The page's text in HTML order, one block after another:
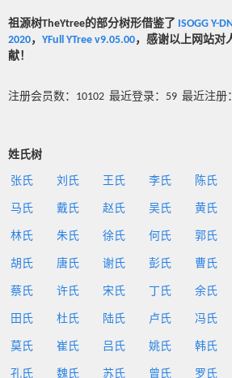
祖源树TheYtree的部分树形借鉴了 ISOGG Y-
2020， YFull YTree v9.05.00，感谢以上网站对
献！
注册会员数：10102 最近登录：59 最近注册
姓氏树
张氏 刘氏 王氏 李氏 陈氏
马氏 戴氏 赵氏 吴氏 黄氏
林氏 朱氏 徐氏 何氏 郭氏
胡氏 唐氏 谢氏 彭氏 曹氏
蔡氏 许氏 宋氏 丁氏 余氏
田氏 杜氏 陆氏 卢氏 冯氏
莫氏 崔氏 吕氏 姚氏 韩氏
孔氏 魏氏 苏氏 曾氏 罗氏